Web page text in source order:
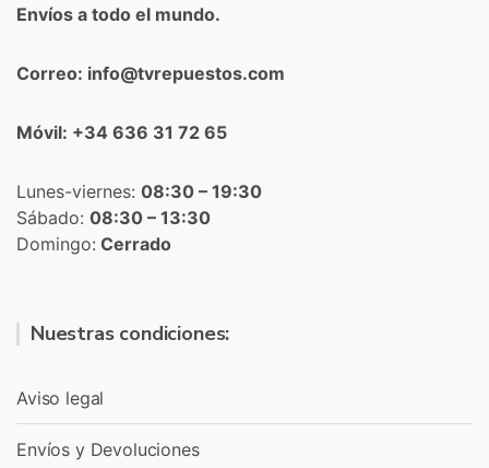
Envíos a todo el mundo.
Correo: info@tvrepuestos.com
Móvil: +34 636 31 72 65
Lunes-viernes: 08:30 – 19:30
Sábado: 08:30 – 13:30
Domingo: Cerrado
Nuestras condiciones:
Aviso legal
Envíos y Devoluciones